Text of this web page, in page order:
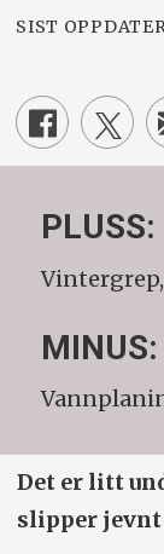
SIST
PLUSS:
MINUS:
Det er litt
slipper jevnt